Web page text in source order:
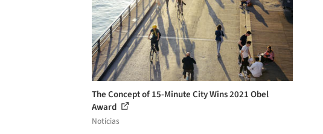
The Concept of 15-Minute City Wins 2021 Obel
Award
Notícias